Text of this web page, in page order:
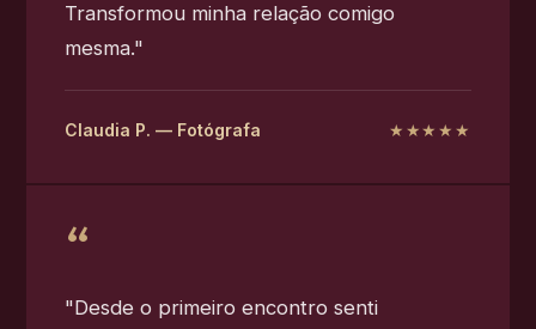
Transformou minha relação comigo
mesma."
Claudia P. — Fotógrafa ★★★★★
"Desde o primeiro encontro senti